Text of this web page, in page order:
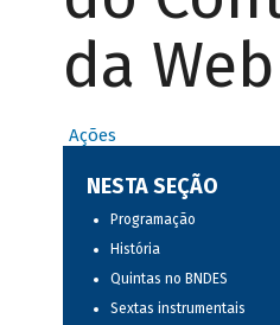
da Web
Ações
NESTA SEÇÃO
Programação
História
Quintas no BNDES
Sextas instrumentais